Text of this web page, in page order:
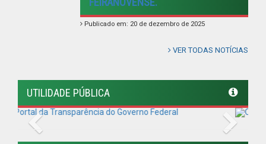
Controladoria-Geral da União
Confederação Nacional de Municípios - CNM
QEdu